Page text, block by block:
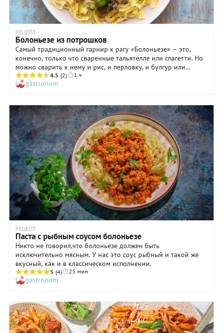
РЕЦЕПТ
Болоньезе из потрошков
Самый традиционный гарнир к рагу «Болоньезе» – это,
конечно, только что сваренные тальятелле или спагетти. Но
можно сварить к нему и рис, и перловку, и булгур или
кускус.
4.5 (2) 1 ч
gastronom
РЕЦЕПТ
Паста с рыбным соусом болоньезе
Никто не говорил,что болоньезе должен быть
исключительно мясным. У нас это соус рыбный и такой же
вкусный, как и в классическом исполнении.
5 (4) 25 мин
gastronom